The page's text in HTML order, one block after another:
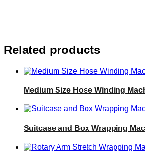
Related products
Medium Size Hose Winding
Suitcase and Box Wrapping